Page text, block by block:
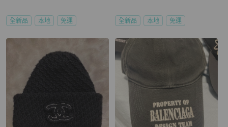
全新品 本地 免運 全新品 本地 免運